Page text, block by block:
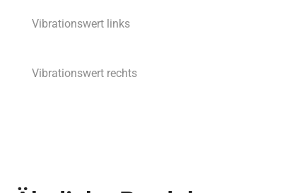
Vibrationswert links
Vibrationswert rechts